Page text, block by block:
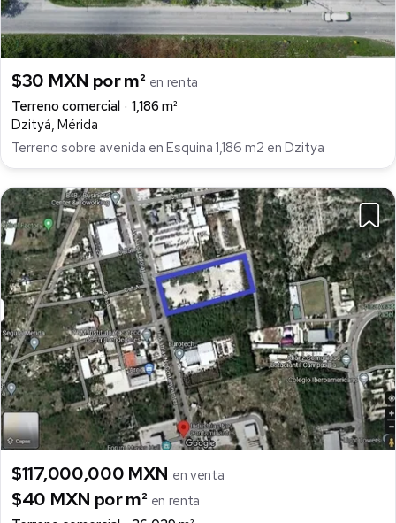
$30 MXN por m² en renta
Terreno comercial
1,186 m²
Dzityá, Mérida
Terreno sobre avenida en Esquina 1,186 m2 en Dzitya
$117,000,000 MXN en venta
$40 MXN por m² en renta